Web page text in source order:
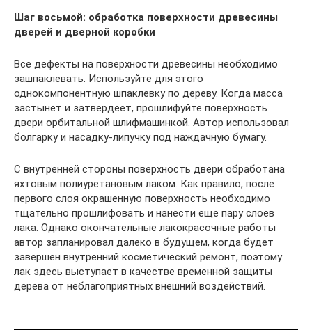
Шаг восьмой: обработка поверхности древесины
дверей и дверной коробки
Все дефекты на поверхности древесины необходимо
зашпаклевать. Используйте для этого
однокомпонентную шпаклевку по дереву. Когда масса
застынет и затвердеет, прошлифуйте поверхность
двери орбитальной шлифмашинкой. Автор использовал
болгарку и насадку-липучку под наждачную бумагу.
С внутренней стороны поверхность двери обработана
яхтовым полиуретановым лаком. Как правило, после
первого слоя окрашенную поверхность необходимо
тщательно прошлифовать и нанести еще пару слоев
лака. Однако окончательные лакокрасочные работы
автор запланировал далеко в будущем, когда будет
завершен внутренний косметический ремонт, поэтому
лак здесь выступает в качестве временной защиты
дерева от неблагоприятных внешний воздействий.